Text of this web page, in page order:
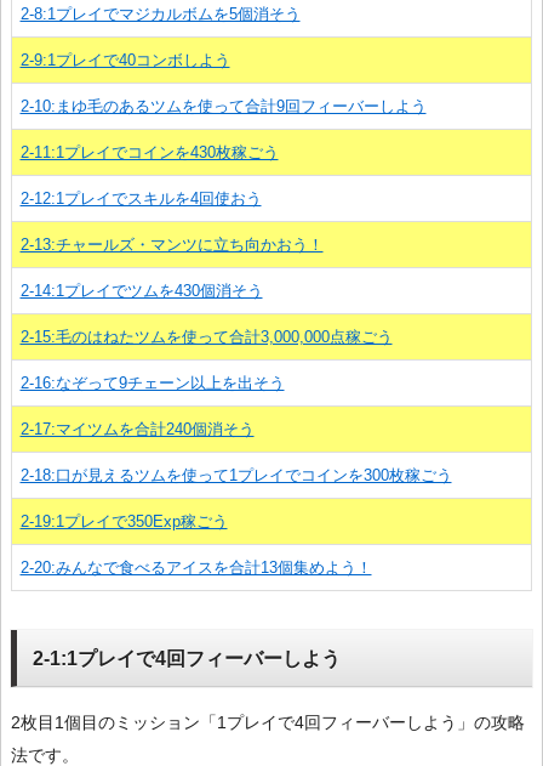
2-8:1プレイでマジカルボムを5個消そう
2-9:1プレイで40コンボしよう
2-10:まゆ毛のあるツムを使って合計9回フィーバーしよう
2-11:1プレイでコインを430枚稼ごう
2-12:1プレイでスキルを4回使おう
2-13:チャールズ・マンツに立ち向かおう！
2-14:1プレイでツムを430個消そう
2-15:毛のはねたツムを使って合計3,000,000点稼ごう
2-16:なぞって9チェーン以上を出そう
2-17:マイツムを合計240個消そう
2-18:口が見えるツムを使って1プレイでコインを300枚稼ごう
2-19:1プレイで350Exp稼ごう
2-20:みんなで食べるアイスを合計13個集めよう！
2-1:1プレイで4回フィーバーしよう
2枚目1個目のミッション「1プレイで4回フィーバーしよう」の攻略
法です。